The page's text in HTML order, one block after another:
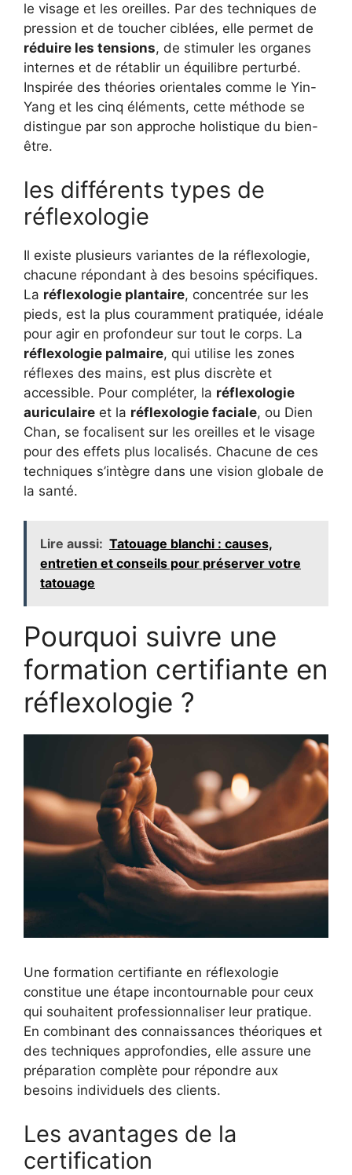
le visage et les oreilles. Par des techniques de
pression et de toucher ciblées, elle permet de
réduire les tensions, de stimuler les organes
internes et de rétablir un équilibre perturbé.
Inspirée des théories orientales comme le Yin-
Yang et les cinq éléments, cette méthode se
distingue par son approche holistique du bien-
être.
les différents types de
réflexologie
Il existe plusieurs variantes de la réflexologie,
chacune répondant à des besoins spécifiques.
La réflexologie plantaire, concentrée sur les
pieds, est la plus couramment pratiquée, idéale
pour agir en profondeur sur tout le corps. La
réflexologie palmaire, qui utilise les zones
réflexes des mains, est plus discrète et
accessible. Pour compléter, la réflexologie
auriculaire et la réflexologie faciale, ou Dien
Chan, se focalisent sur les oreilles et le visage
pour des effets plus localisés. Chacune de ces
techniques s’intègre dans une vision globale de
la santé.
Lire aussi: Tatouage blanchi : causes,
entretien et conseils pour préserver votre
tatouage
Pourquoi suivre une
formation certifiante en
réflexologie ?
Une formation certifiante en réflexologie
constitue une étape incontournable pour ceux
qui souhaitent professionnaliser leur pratique.
En combinant des connaissances théoriques et
des techniques approfondies, elle assure une
préparation complète pour répondre aux
besoins individuels des clients.
Les avantages de la
certification